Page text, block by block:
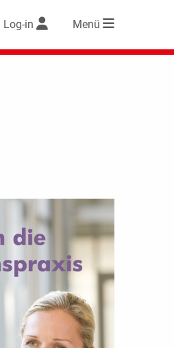
Log-in Menü